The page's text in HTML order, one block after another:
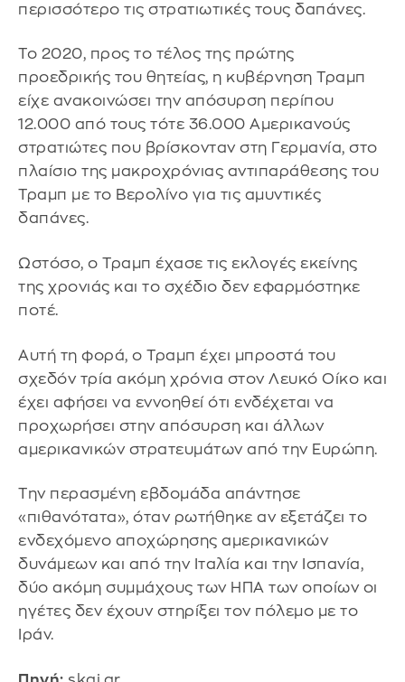
περισσότερο τις στρατιωτικές τους δαπάνες.
Το 2020, προς το τέλος της πρώτης
προεδρικής του θητείας, η κυβέρνηση Τραμπ
είχε ανακοινώσει την απόσυρση περίπου
12.000 από τους τότε 36.000 Αμερικανούς
στρατιώτες που βρίσκονταν στη Γερμανία, στο
πλαίσιο της μακροχρόνιας αντιπαράθεσης του
Τραμπ με το Βερολίνο για τις αμυντικές
δαπάνες.
Ωστόσο, ο Τραμπ έχασε τις εκλογές εκείνης
της χρονιάς και το σχέδιο δεν εφαρμόστηκε
ποτέ.
Αυτή τη φορά, ο Τραμπ έχει μπροστά του
σχεδόν τρία ακόμη χρόνια στον Λευκό Οίκο και
έχει αφήσει να εννοηθεί ότι ενδέχεται να
προχωρήσει στην απόσυρση και άλλων
αμερικανικών στρατευμάτων από την Ευρώπη.
Την περασμένη εβδομάδα απάντησε
«πιθανότατα», όταν ρωτήθηκε αν εξετάζει το
ενδεχόμενο αποχώρησης αμερικανικών
δυνάμεων και από την Ιταλία και την Ισπανία,
δύο ακόμη συμμάχους των ΗΠΑ των οποίων οι
ηγέτες δεν έχουν στηρίξει τον πόλεμο με το
Ιράν.